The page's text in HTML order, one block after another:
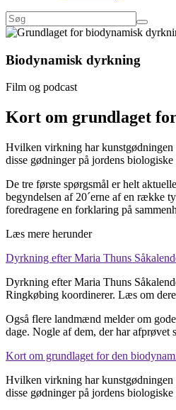
Biodynamisk dyrkning
Film og podcast
Kort om grundlaget
Hvilken virkning har kunstgødningen
disse gødninger på jordens
De tre første spørgsmål er helt
begyndelsen af 20´erne af en række
foredragene en forklaring på
Læs mere herunder
Dyrkning efter Maria Thuns
Dyrkning efter Maria Thuns
Ringkøbing koordinerer. Læs om
Også flere landmænd melder om
dage. Nogle af dem, der har afprøvet
Kort om grundlaget for den
Hvilken virkning har kunstgødningen
disse gødninger på jordens